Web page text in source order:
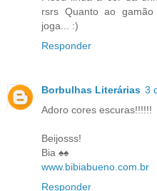
rsrs Quanto ao
joga... :)
Responder
Borbulhas Literárias 3
Adoro cores escuras!!!!!!
Beijosss!
Bia ♠♠
www.bibiabueno.com.br
Responder